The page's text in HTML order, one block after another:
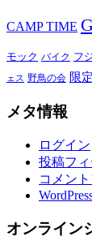
CAMP TIME
モック バイク フ
ェス 野鳥の会 限定
メタ情報
ログイン
投稿フィ
コメン
オンライン